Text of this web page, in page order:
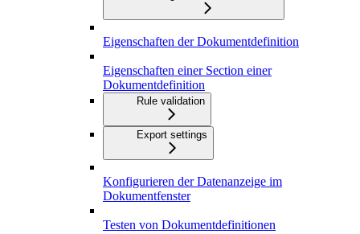
Eigenschaften der Dokumentdefinition
Eigenschaften einer Section einer
Dokumentdefinition
Rule validation
Export settings
Konfigurieren der Datenanzeige im
Dokumentfenster
Testen von Dokumentdefinitionen